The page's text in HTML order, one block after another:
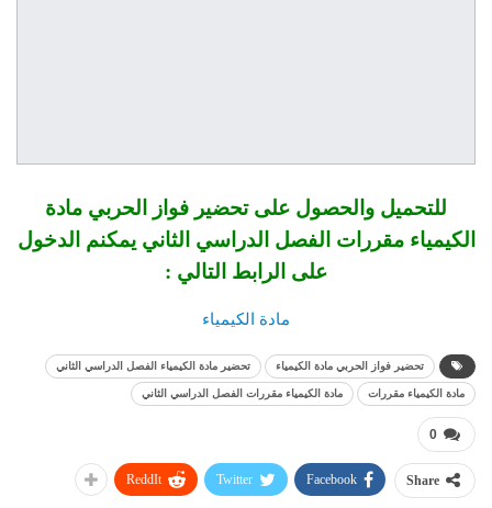
للتحميل والحصول على تحضير فواز الحربي مادة
الكيمياء مقررات الفصل الدراسي الثاني يمكنم الدخول
على الرابط التالي :
مادة الكيمياء
تحضير فواز الحربي مادة الكيمياء تحضير مادة الكيمياء الفصل الدراسي الثاني
مادة الكيمياء مقررات مادة الكيمياء مقررات الفصل الدراسي الثاني
0
Share
Facebook
Twitter
ReddIt